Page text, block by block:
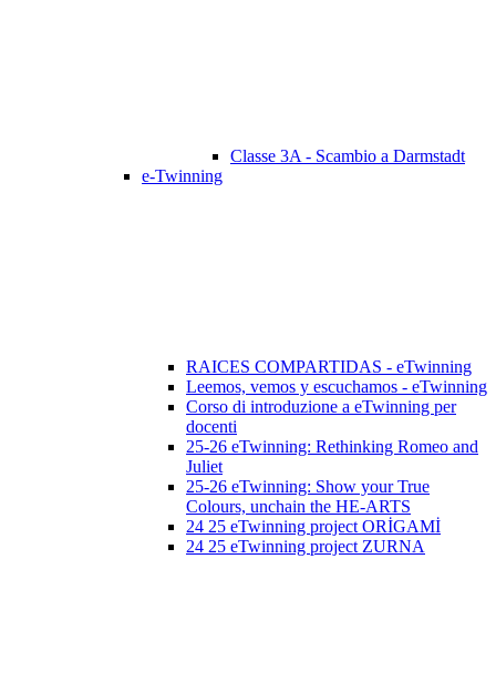
Classe 3A - Scambio a Darmstadt
e-Twinning
RAICES COMPARTIDAS - eTwinning
Leemos, vemos y escuchamos - eTwinning
Corso di introduzione a eTwinning per
docenti
25-26 eTwinning: Rethinking Romeo and
Juliet
25-26 eTwinning: Show your True
Colours, unchain the HE-ARTS
24 25 eTwinning project ORİGAMİ
24 25 eTwinning project ZURNA